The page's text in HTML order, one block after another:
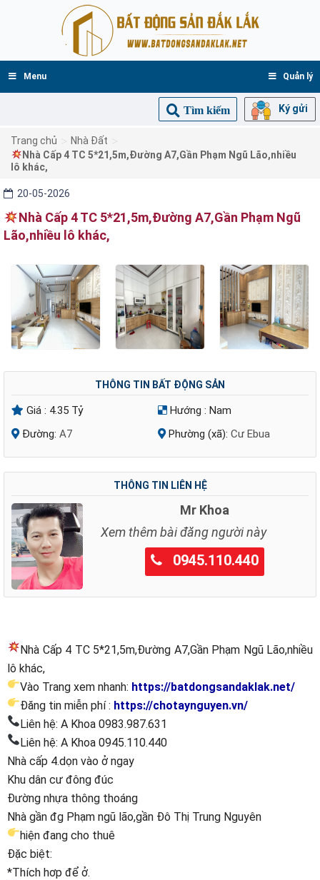
Quản lý
Menu
Ký gửi
Tìm kiếm
Trang chủ Nhà Đất
Nhà Cấp 4 TC 5*21,5m,Đường A7,Gần Phạm Ngũ Lão,nhiều
lô khác,
20-05-2026
Nhà Cấp 4 TC 5*21,5m,Đường A7,Gần Phạm Ngũ
Lão,nhiều lô khác,
THÔNG TIN BẤT ĐỘNG SẢN
Giá : 4.35 Tỷ Hướng : Nam
Đường: A7 Phường (xã): Cư Ebua
THÔNG TIN LIÊN HỆ
Mr Khoa
Xem thêm bài đăng người này
0945.110.440
Nhà Cấp 4 TC 5*21,5m,Đường A7,Gần Phạm Ngũ Lão,nhiều
lô khác,
Vào Trang xem nhanh: https://batdongsandaklak.net/
Đăng tin miễn phí : https://chotaynguyen.vn/
Liên hệ: A Khoa 0983.987.631
Liên hệ: A Khoa 0945.110.440
Nhà cấp 4.dọn vào ở ngay
Khu dân cư đông đúc
Đường nhựa thông thoáng
Nhà gần đg Phạm ngũ lão,gần Đô Thị Trung Nguyên
hiện đang cho thuê
Đặc biệt:
*Thích hơp để ở.